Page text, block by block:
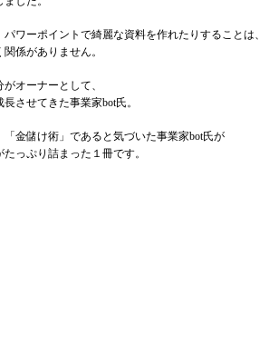
ワーポイントで綺麗な資料を作れたりすることは、
係がありません。
オーナーとして、
させてきた事業家bot氏。
金儲け術」であると気づいた事業家bot氏が
っぷり詰まった１冊です。